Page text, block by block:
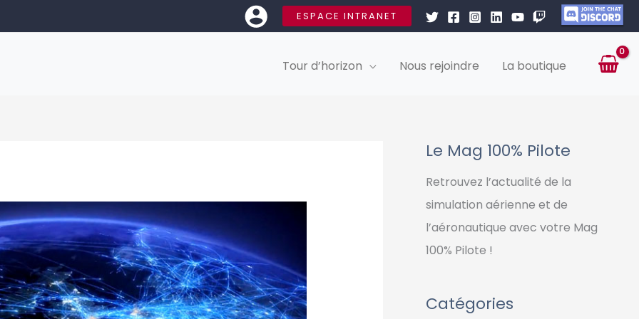
ESPACE INTRANET
Tour d’horizon Nous rejoindre La boutique
Le Mag 100% Pilote
Retrouvez l’actualité de la
simulation aérienne et de
l’aéronautique avec votre Mag
100% Pilote !
Catégories